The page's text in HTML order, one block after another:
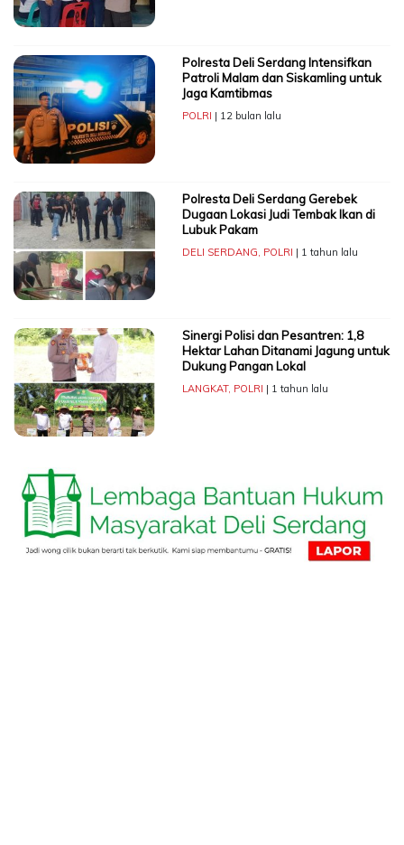
Polresta Deli Serdang Intensifkan
Patroli Malam dan Siskamling untuk
Jaga Kamtibmas
POLRI | 12 bulan lalu
Polresta Deli Serdang Gerebek
Dugaan Lokasi Judi Tembak Ikan di
Lubuk Pakam
DELI SERDANG, POLRI | 1 tahun lalu
Sinergi Polisi dan Pesantren: 1,8
Hektar Lahan Ditanami Jagung untuk
Dukung Pangan Lokal
LANGKAT, POLRI | 1 tahun lalu